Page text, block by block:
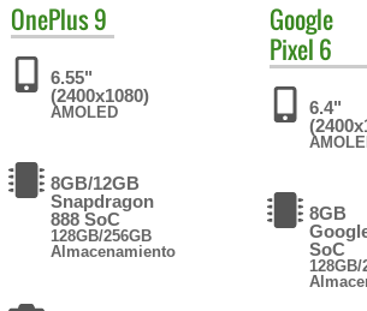
OnePlus9
6.55"
(2400x1080)
AMOLED
8GB/12GB
Snapdragon
888 SoC
128GB/256GB
Almacenamiento
Google
Pixel 6
6.4"
8GB
SoC
128GB/